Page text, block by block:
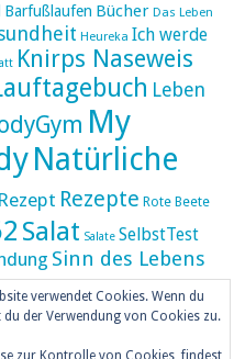
Barfußlaufen Bücher Das Leben
Heureka Ich werde
Knirps Naseweis
Leben
My
Natürliche
Rezept Rezepte Rote Beete
Salat Salate SelbstTest
Sinn des Lebens
Weihnachten
verwendet Cookies. Wenn du
der Verwendung von Cookies zu.